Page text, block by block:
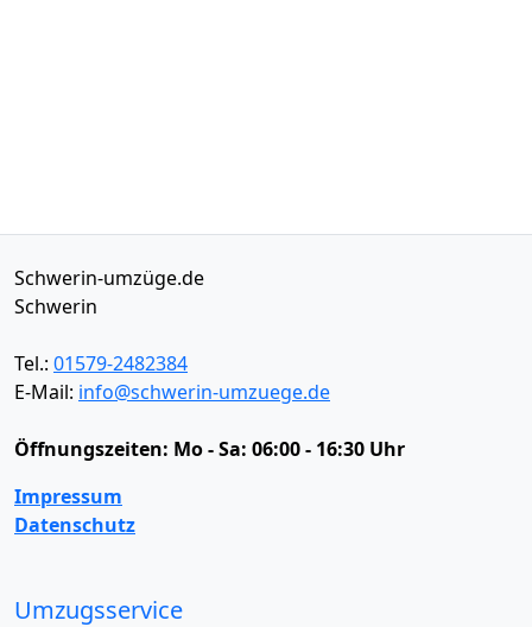
Schwerin-umzüge.de
Schwerin
Tel.: 01579-2482384
E-Mail: info@schwerin-umzuege.de
Öffnungszeiten: Mo - Sa: 06:00 - 16:30 Uhr
Impressum
Datenschutz
Umzugsservice